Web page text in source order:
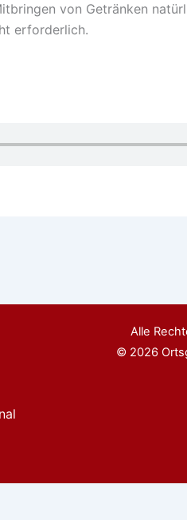
von Getränken
erforderlich.
Alle
© 2026